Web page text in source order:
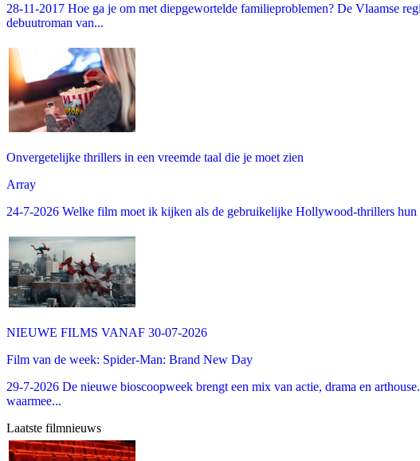
28-11-2017 Hoe ga je om met diepgewortelde familieproblemen? De Vlaamse
debuutroman van...
Onvergetelijke thrillers in een vreemde taal die je moet zien
Array
24-7-2026 Welke film moet ik kijken als de gebruikelijke Hollywood-thrillers
NIEUWE FILMS VANAF 30-07-2026
Film van de week: Spider-Man: Brand New Day
29-7-2026 De nieuwe bioscoopweek brengt een mix van actie, drama en
waarmee...
Laatste filmnieuws